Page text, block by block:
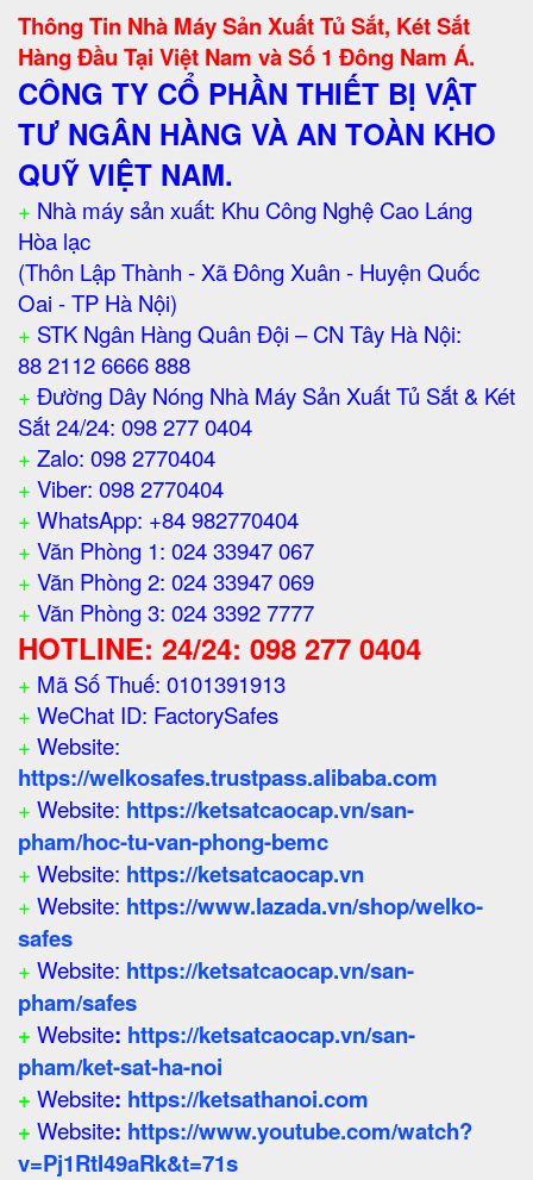
Thông Tin Nhà Máy Sản Xuất Tủ Sắt, Két Sắt
Hàng Đầu Tại Việt Nam và Số 1 Đông Nam Á.
CÔNG TY CỔ PHẦN THIẾT BỊ VẬT
TƯ NGÂN HÀNG VÀ AN TOÀN KHO
QUỸ VIỆT NAM.
+ Nhà máy sản xuất: Khu Công Nghệ Cao Láng
Hòa lạc
(Thôn Lập Thành - Xã Đông Xuân - Huyện Quốc
Oai - TP Hà Nội)
+ STK Ngân Hàng Quân Đội – CN Tây Hà Nội:
88 2112 6666 888
+ Đường Dây Nóng Nhà Máy Sản Xuất Tủ Sắt & Két
Sắt 24/24: 098 277 0404
+ Zalo: 098 2770404
+ Viber: 098 2770404
+ WhatsApp: +84 982770404
+ Văn Phòng 1: 024 33947 067
+ Văn Phòng 2: 024 33947 069
+ Văn Phòng 3: 024 3392 7777
HOTLINE: 24/24: 098 277 0404
+ Mã Số Thuế: 0101391913
+ WeChat ID: FactorySafes
+ Website:
https://welkosafes.trustpass.alibaba.com
+ Website: https://ketsatcaocap.vn/san-
pham/hoc-tu-van-phong-bemc
+ Website: https://ketsatcaocap.vn
+ Website: https://www.lazada.vn/shop/welko-
safes
+ Website: https://ketsatcaocap.vn/san-
pham/safes
+ Website: https://ketsatcaocap.vn/san-
pham/ket-sat-ha-noi
+ Website: https://ketsathanoi.com
+ Website: https://www.youtube.com/watch?
v=Pj1RtI49aRk&t=71s